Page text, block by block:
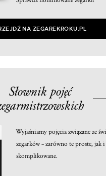
NA ZEGAREKROKU.PL
Słownik pojęć
Wyjaśniamy pojęcia związane ze
zegarków – zarówno te proste, jak
skomplikowane.